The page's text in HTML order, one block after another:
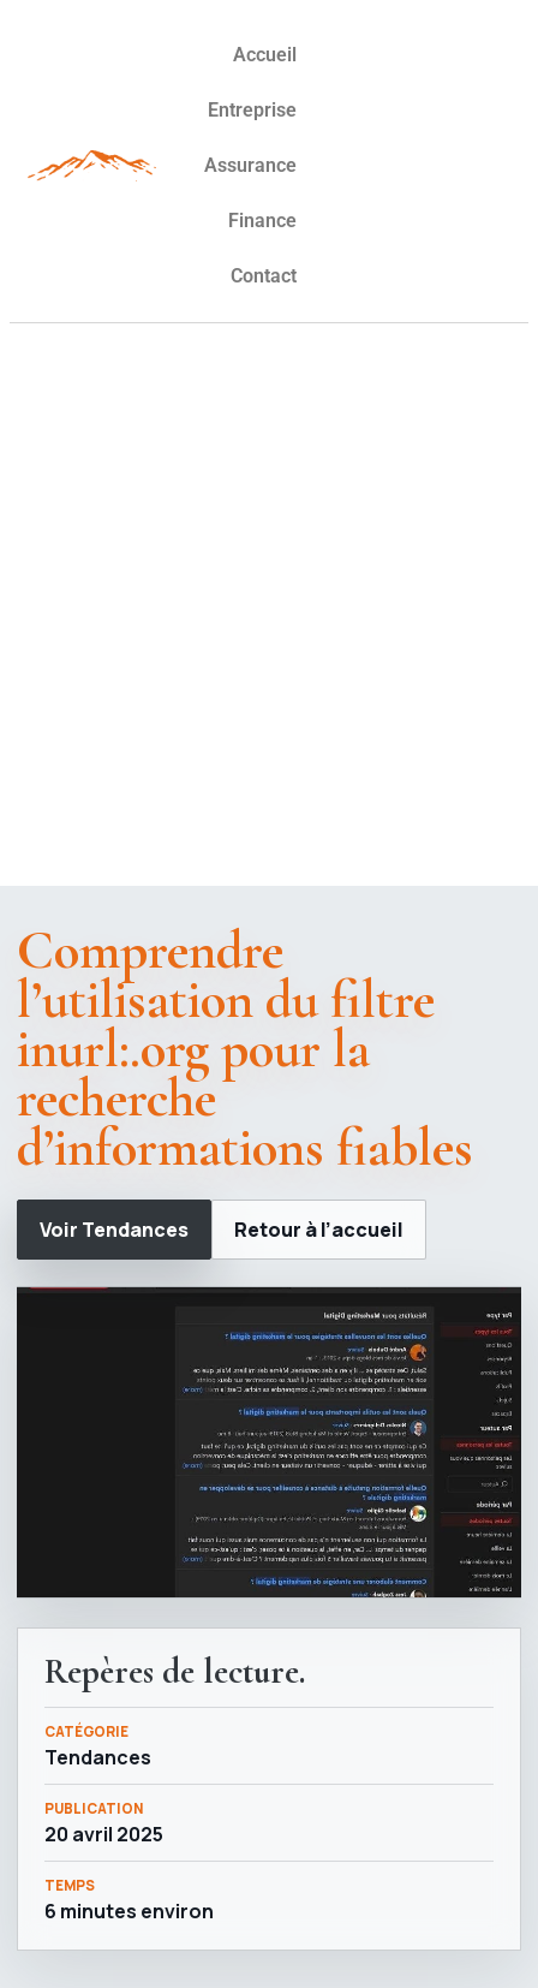
Accueil
Entreprise
Assurance
Finance
Contact
Comprendre
l’utilisation du filtre
inurl:.org pour la
recherche
d’informations fiables
Voir Tendances Retour à l’accueil
Repères de lecture.
CATÉGORIE
Tendances
PUBLICATION
20 avril 2025
TEMPS
6 minutes environ